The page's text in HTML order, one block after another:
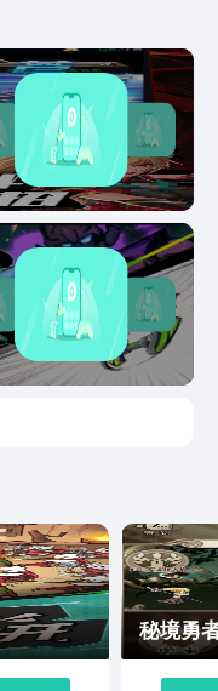
接使用重置本页的
器装备作为能够增强
备划分出了不同的品
己喜欢的武器装备通
家注意的是装备最
孔数相对应才行，只
数一共有六孔，其中
完全可以根据自己的
说符文之语谜团，这
术，还可以增强自身
对于装备的位置也是
使用符文的。自动
满足了大家对于操作
的话直接使用手动
挂机战斗就是不二选
址的内容全部了，
，玩家所获得的收
秘境勇